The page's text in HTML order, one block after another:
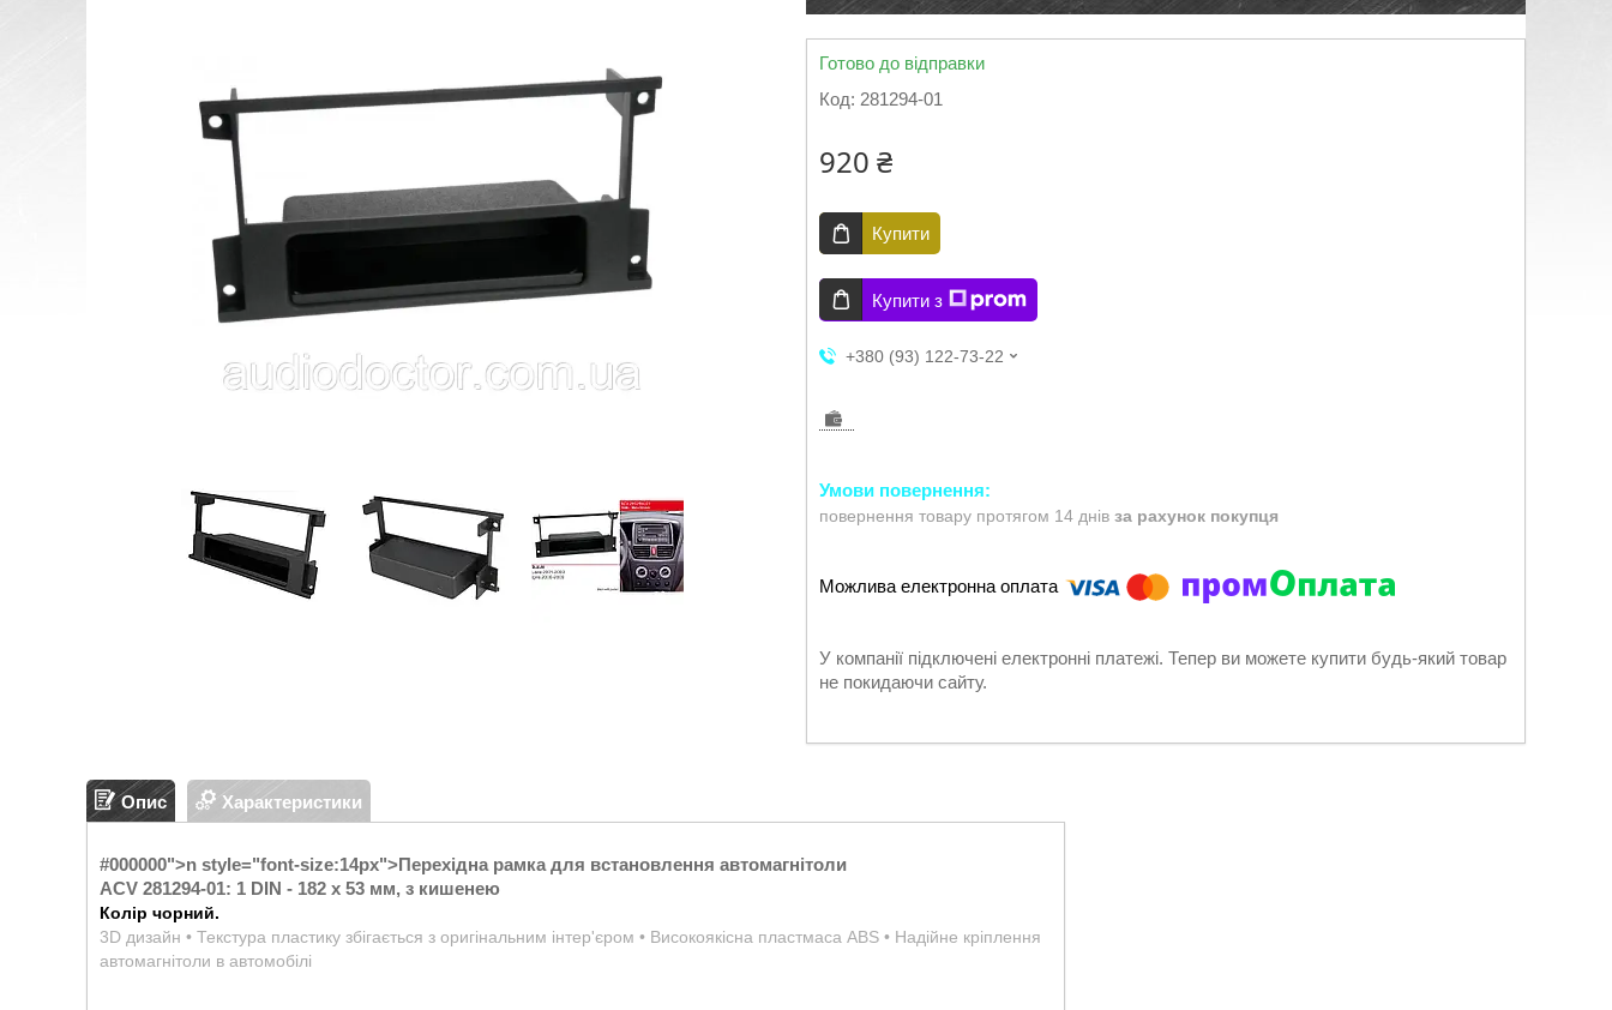
Готово до відправки
Код: 281294-01
920 ₴
Купити
Купити з
+380 (93) 122-73-22
повернення товару протягом 14 днів за рахунок покупця
У компанії підключені електронні платежі. Тепер ви можете купити будь-який товар
не покидаючи сайту.
Опис Характеристики
#000000">n style="font-size:14px">Перехідна рамка для встановлення автомагнітоли
ACV 281294-01: 1 DIN - 182 x 53 мм, з кишенею
Колір чорний.
3D дизайн • Текстура пластику збігається з оригінальним інтер'єром • Високоякісна пластмаса ABS • Надійне кріплення
автомагнітоли в автомобілі